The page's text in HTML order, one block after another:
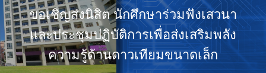
ขอเชิญส่งนิสิต นักศึกษาร่วมฟังเสวนา
และประชุมปฏิบัติการเพื่อส่งเสริมพลัง
ความรู้ด้านดาวเทียมขนาดเล็ก